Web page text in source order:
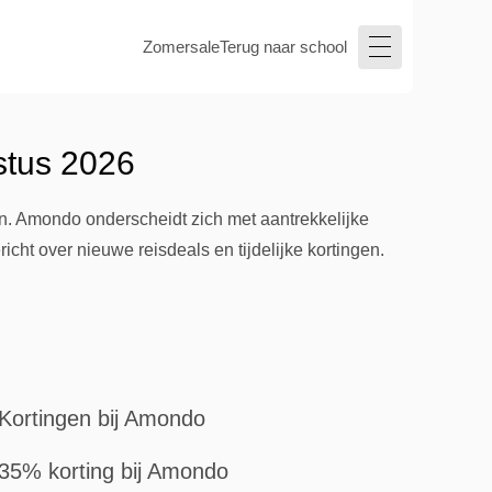
ZomersaleTerug naar school
2026
Amondo onderscheidt zich met aantrekkelijke
over nieuwe reisdeals en tijdelijke kortingen.
bij Amondo
korting bij Amondo